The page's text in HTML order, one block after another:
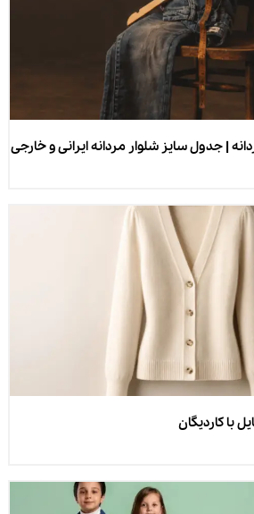
| جدول سایز شلوار مردانه ایرانی و خارجی
با کاردیگان